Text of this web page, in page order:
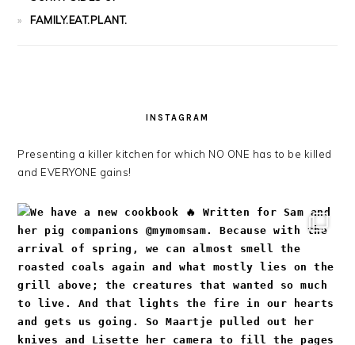
FAMILY.EAT.PLANT.
INSTAGRAM
Presenting a killer kitchen for which NO ONE has to be killed
and EVERYONE gains!